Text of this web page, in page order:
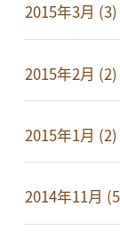
2015年3月 (3)
2015年2月 (2)
2015年1月 (2)
2014年11月